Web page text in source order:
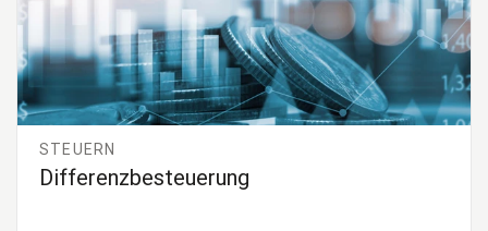
STEUERN
Differenzbesteuerung